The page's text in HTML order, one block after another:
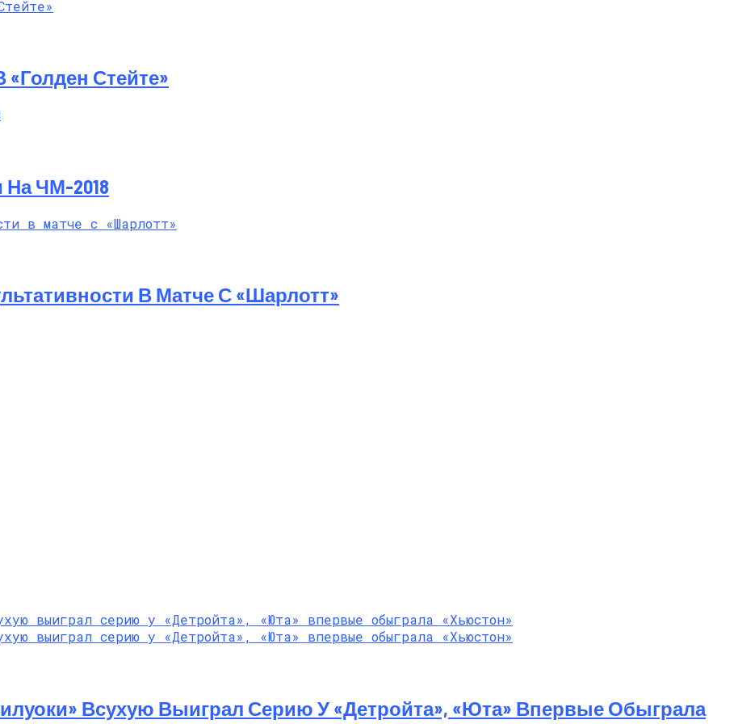
Дарит Миру Свои Духи COSMIC
Стейте»
ЧМ-2018
В Матче С «Шарлотт»
Всухую Выиграл Серию У «Детройта», «Юта» Впервые Обыграла